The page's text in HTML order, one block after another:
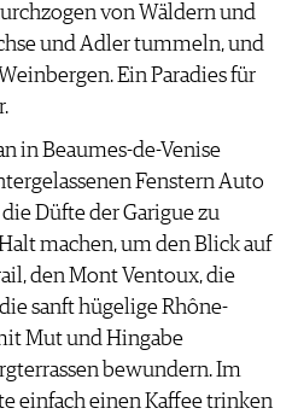
von Wäldern und
und Adler tummeln, und
Ein Paradies für
in Beaumes-de-Venise
Fenstern Auto
Düfte der Garigue zu
machen, um den Blick auf
den Mont Ventoux, die
sanft hügelige Rhône-
Mut und Hingabe
bewundern. Im
einfach einen Kaffee trinken